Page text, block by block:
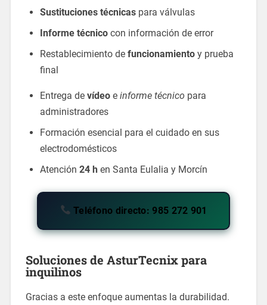
Sustituciones técnicaspara válvulas
Informe técnicocon información de error
Restablecimiento de funcionamientoy prueba
final
Entrega de vídeoe informe técnico para
administradores
Formación esencial para el cuidado en sus
electrodomésticos
Atención 24 hen Santa Eulalia y Morcín
Teléfono directo: 985 272 901
Soluciones de AsturTecnix para
inquilinos
Gracias a este enfoque aumentas la durabilidad.